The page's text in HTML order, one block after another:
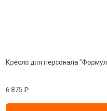
Кресло для персонала
6 875 ₽